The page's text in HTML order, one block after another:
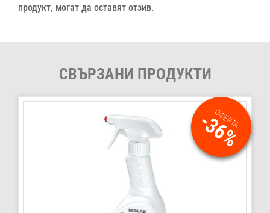
продукт, могат да оставят отзив.
СВЪРЗАНИ ПРОДУКТИ
ОФЕРТА
-36%